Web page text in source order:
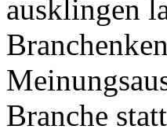
ausklingen
Branche